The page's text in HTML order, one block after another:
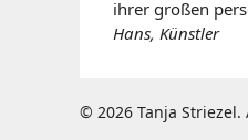
ihrer großen
Hans, Künstler
© 2026 Tanja Striezel.